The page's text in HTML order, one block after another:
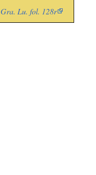
Gra. Lu. fol. 128r